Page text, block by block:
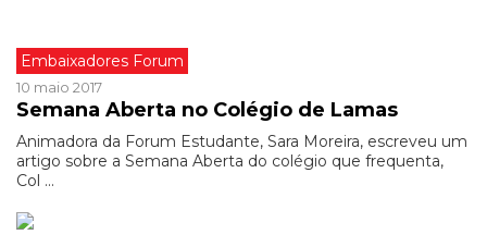
Embaixadores Forum
10 maio 2017
Semana Aberta no Colégio de Lamas
Animadora da Forum Estudante, Sara Moreira, escreveu um
artigo sobre a Semana Aberta do colégio que frequenta,
Col ...